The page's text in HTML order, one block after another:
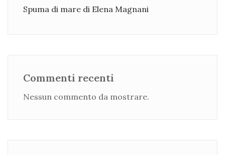
Spuma di mare di Elena Magnani
Commenti recenti
Nessun commento da mostrare.